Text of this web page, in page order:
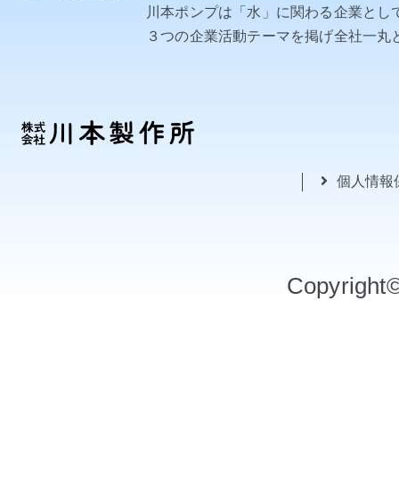
川本ポンプは「水」に関わる企業と
３つの企業活動テーマを掲げ全社一
個人情報